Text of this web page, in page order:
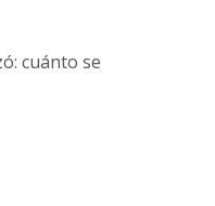
cuánto se